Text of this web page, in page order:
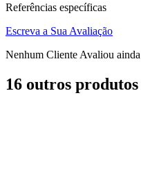
Referências específicas
Escreva a Sua Avaliação
Nenhum Cliente Avaliou
16 outros